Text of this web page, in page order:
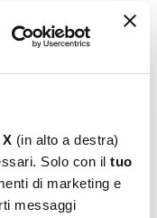
X (in alto a destra)
Solo con il tuo
di marketing e
messaggi